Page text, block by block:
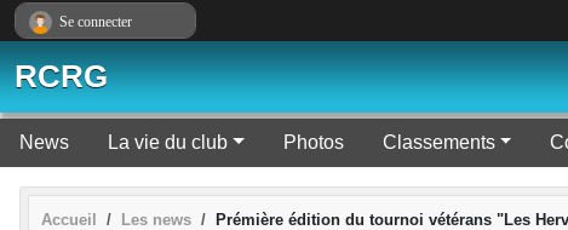
RCRG
News La vie du club Photos Classements
Accueil Les news Prémière édition du tournoi vétérans "Les
Se connecter
Panneau de gestion des cookies